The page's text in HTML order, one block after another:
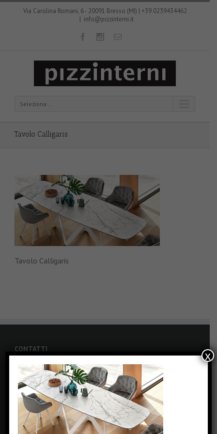
Via Carolina Romani, 6 - 20091 Bresso (MI) | +39 0239434462
| info@pizzinterni.it
Seleziona ..
Tavolo Calligaris
Tavolo Calligaris
CONTATTI
Via Carolina Romani, 6 - Bresso (MI)
Phone: +39 0239434462
Fax: +39 0239434462
Email:info@pizzinterni.it
Web:
www.pizzinterni.it
x